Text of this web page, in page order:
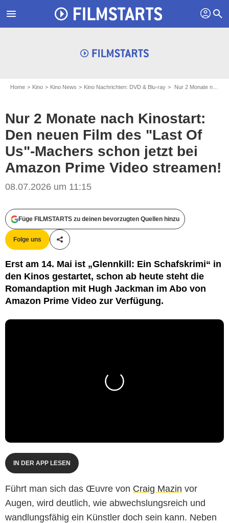
menu profil search
Home Kino Kino News Kino Nachrichten: DVD & Blu-ray Nur 2 Monate nach Kinostart: Den neuen Film des "Last Of Us"-Machers schon jetzt bei Amazon Prime Video streamen!
Nur 2 Monate nach Kinostart:
Den neuen Film des "Last Of
Us"-Machers schon jetzt bei
Amazon Prime Video streamen!
08.07.2026 um 11:15
Füge FILMSTARTS zu deinen bevorzugten Quellen hinzu
Folge uns
Teile diesen Artikel
Erst am 14. Mai ist „Glennkill: Ein Schafskrimi“ in
den Kinos gestartet, schon ab heute steht die
Romandaption mit Hugh Jackman im Abo von
Amazon Prime Video zur Verfügung.
IN DER APP LESEN
Führt man sich das Œuvre von Craig Mazin vor
Augen, wird deutlich, wie abwechslungsreich und
wandlungsfähig ein Künstler doch sein kann. Neben